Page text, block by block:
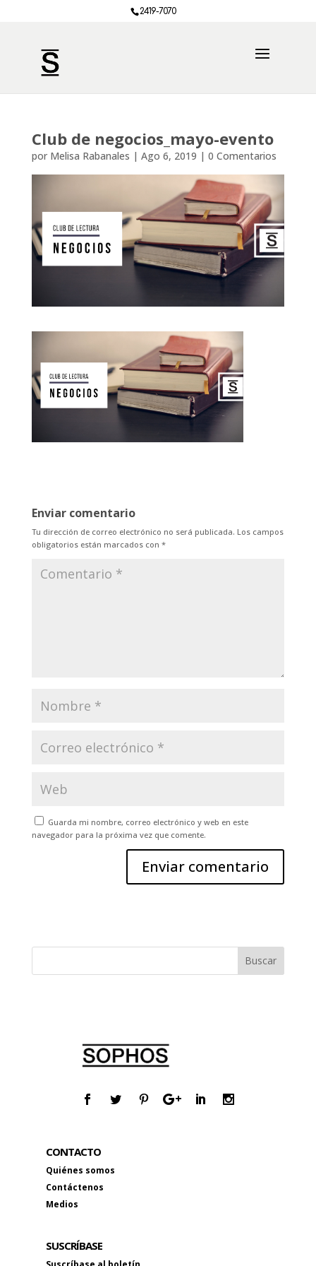
2419-7070
Club de negocios_mayo-evento
por Melisa Rabanales | Ago 6, 2019 | 0 Comentarios
Enviar comentario
Tu dirección de correo electrónico no será publicada. Los campos
obligatorios están marcados con *
Guarda mi nombre, correo electrónico y web en este
navegador para la próxima vez que comente.
CONTACTO
Quiénes somos
Contáctenos
Medios
SUSCRÍBASE